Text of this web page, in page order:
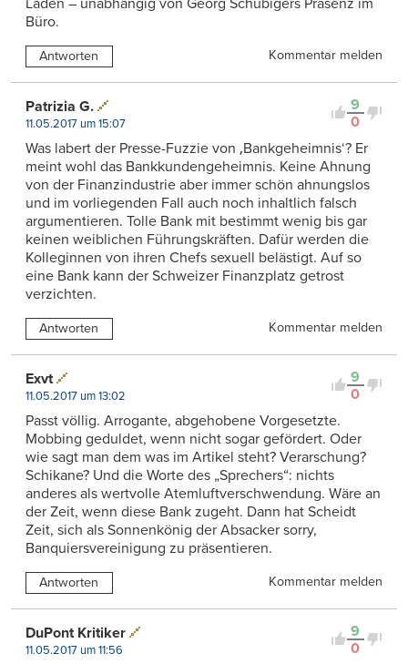
Büro.
Antworten Kommentar melden
9
0
Patrizia G.
11.05.2017 um 15:07
Was labert der Presse-Fuzzie von ‚Bankgeheimnis‘? Er
meint wohl das Bankkundengeheimnis. Keine Ahnung
von der Finanzindustrie aber immer schön ahnungslos
und im vorliegenden Fall auch noch inhaltlich falsch
argumentieren. Tolle Bank mit bestimmt wenig bis gar
keinen weiblichen Führungskräften. Dafür werden die
Kolleginnen von ihren Chefs sexuell belästigt. Auf so
eine Bank kann der Schweizer Finanzplatz getrost
verzichten.
Antworten Kommentar melden
9
0
Exvt
11.05.2017 um 13:02
Passt völlig. Arrogante, abgehobene Vorgesetzte.
Mobbing geduldet, wenn nicht sogar gefördert. Oder
wie sagt man dem was im Artikel steht? Verarschung?
Schikane? Und die Worte des „Sprechers“: nichts
anderes als wertvolle Atemluftverschwendung. Wäre an
der Zeit, wenn diese Bank zugeht. Dann hat Scheidt
Zeit, sich als Sonnenkönig der Absacker sorry,
Banquiersvereinigung zu präsentieren.
Antworten Kommentar melden
9
0
DuPont Kritiker
11.05.2017 um 11:56